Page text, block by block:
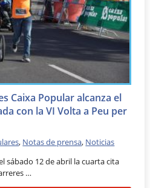
Caixa Popular alcanza el
con la VI Volta a Peu per
, Notas de prensa, Noticias
sábado 12 de abril la cuarta cita
…